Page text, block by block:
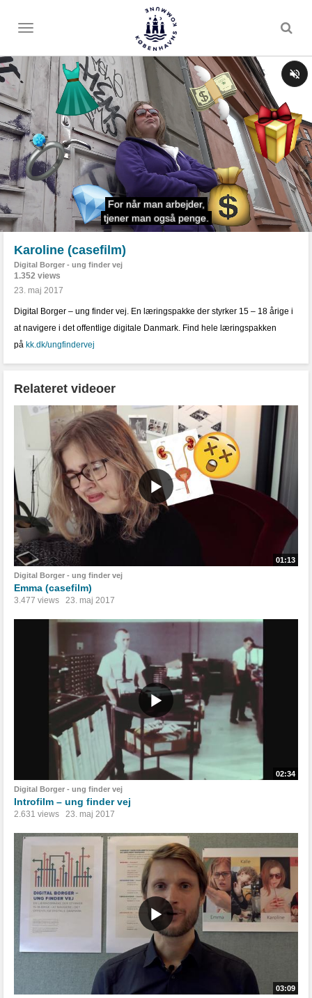
Toggle
Karoline (casefilm)
Digital Borger - ung finder vej
1.352 views
23. maj 2017
Digital Borger – ung finder vej. En læringspakke der styrker 15 – 18 årige i
at navigere i det offentlige digitale Danmark. Find hele læringspakken
på kk.dk/ungfindervej
Relateret videoer
01:13
Digital Borger - ung finder vej
Emma (casefilm)
3.477 views 23. maj 2017
02:34
Digital Borger - ung finder vej
Introfilm – ung finder vej
2.631 views 23. maj 2017
03:09